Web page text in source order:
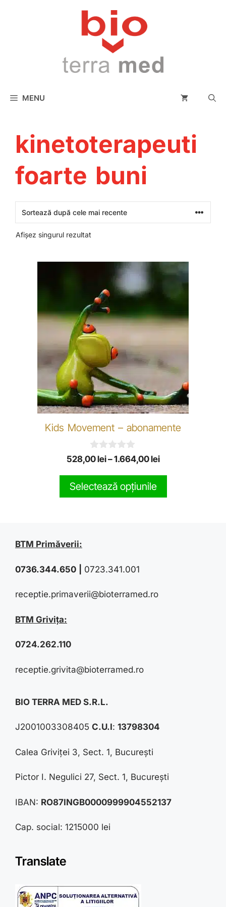
MENU
kinetoterapeuti
foarte buni
Afișez singurul rezultat
Kids Movement – abonamente
0
o
u
t
o
f
528,00lei–1.664,00lei
Selectează opțiunile
BTM Primăverii:
0736.344.650 0723.341.001
receptie.primaverii@bioterramed.ro
BTM Grivița:
0724.262.110
receptie.grivita@bioterramed.ro
BIO TERRA MED S.R.L.
J2001003308405 C.U.I: 13798304
Calea Griviței 3, Sect. 1, București
Pictor I. Negulici 27, Sect. 1, București
IBAN: RO87INGB0000999904552137
Cap. social: 1215000 lei
Translate